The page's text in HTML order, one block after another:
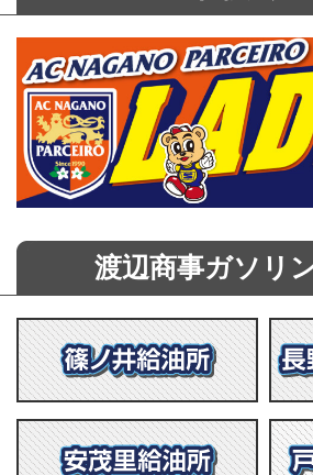
渡辺商事ガソリ